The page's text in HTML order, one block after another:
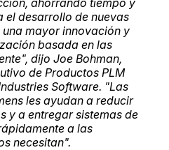
ahorrando tiempo y
el desarrollo de nuevas
mayor innovación y
basada en las
dijo Joe Bohman,
de Productos PLM
Software. "Las
les ayudan a reducir
y a entregar sistemas de
a las
necesitan".